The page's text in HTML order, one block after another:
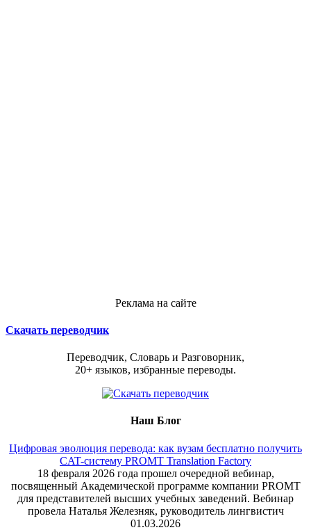
Реклама на сайте
Скачать переводчик
Переводчик, Словарь и Разговорник,
20+ языков, избранные переводы.
Наш Блог
Цифровая эволюция перевода: как вузам бесплатно получить
CAT-систему PROMT Translation Factory
18 февраля 2026 года прошел очередной вебинар,
посвященный Академической программе компании PROMT
для представителей высших учебных заведений. Вебинар
провела Наталья Железняк, руководитель лингвистич
01.03.2026